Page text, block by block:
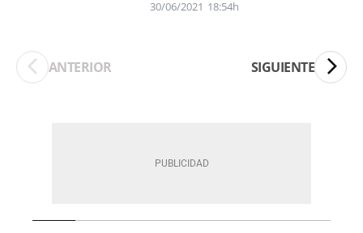
30/06/2021 18:54h
ANTERIOR SIGUIENTE